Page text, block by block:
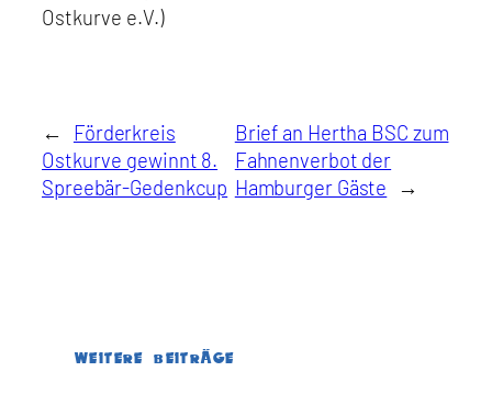
Ostkurve e.V.)
←
Förderkreis
Ostkurve gewinnt 8.
Spreebär-Gedenkcup
Brief an Hertha BSC zum
Fahnenverbot der
Hamburger Gäste
→
WEITERE BEITRÄGE